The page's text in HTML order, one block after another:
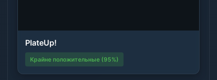
PlateUp!
Крайне положительные (95%)